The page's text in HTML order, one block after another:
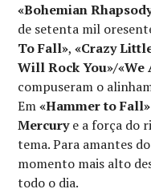
«Bohemian
de setenta mil
To Fall»,«Crazy
Will Rock You»/«We
compuseram o
Em«Hammer to Fall»
Mercurye a força do
tema. Para amantes
momento mais alto
todo o dia.